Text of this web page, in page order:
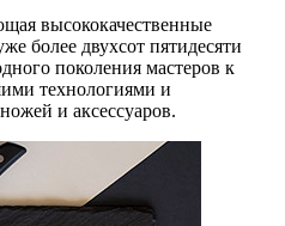
высококачественные
более двухсот пятидесяти
поколения мастеров к
технологиями и
и аксессуаров.